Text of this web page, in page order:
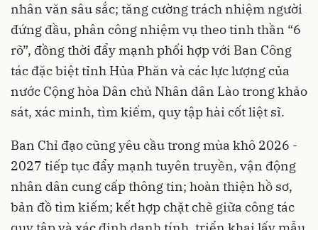
nhân văn sâu sắc; tăng cường trách nhiệm người
đứng đầu, phân công nhiệm vụ theo tinh thần “6
rõ”, đồng thời đẩy mạnh phối hợp với Ban Công
tác đặc biệt tỉnh Hủa Phăn và các lực lượng của
nước Cộng hòa Dân chủ Nhân dân Lào trong khảo
sát, xác minh, tìm kiếm, quy tập hài cốt liệt sĩ.
Ban Chỉ đạo cũng yêu cầu trong mùa khô 2026 -
2027 tiếp tục đẩy mạnh tuyên truyền, vận động
nhân dân cung cấp thông tin; hoàn thiện hồ sơ,
bản đồ tìm kiếm; kết hợp chặt chẽ giữa công tác